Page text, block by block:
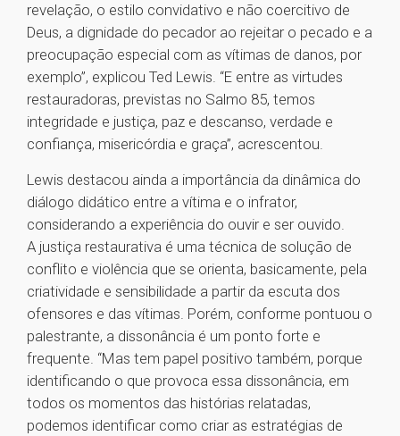
revelação, o estilo convidativo e não coercitivo de
Deus, a dignidade do pecador ao rejeitar o pecado e a
preocupação especial com as vítimas de danos, por
exemplo”, explicou Ted Lewis. “E entre as virtudes
restauradoras, previstas no Salmo 85, temos
integridade e justiça, paz e descanso, verdade e
confiança, misericórdia e graça”, acrescentou.
Lewis destacou ainda a importância da dinâmica do
diálogo didático entre a vítima e o infrator,
considerando a experiência do ouvir e ser ouvido.
A justiça restaurativa é uma técnica de solução de
conflito e violência que se orienta, basicamente, pela
criatividade e sensibilidade a partir da escuta dos
ofensores e das vítimas. Porém, conforme pontuou o
palestrante, a dissonância é um ponto forte e
frequente. “Mas tem papel positivo também, porque
identificando o que provoca essa dissonância, em
todos os momentos das histórias relatadas,
podemos identificar como criar as estratégias de